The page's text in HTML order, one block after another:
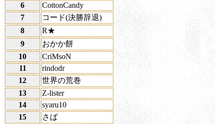
6
CottonCandy
7
コード(決勝辞退)
8
R★
9
おかか餅
10
CriMsoN
11
rindodr
12
世界の荒巻
13
Z-lister
14
syaru10
15
さば